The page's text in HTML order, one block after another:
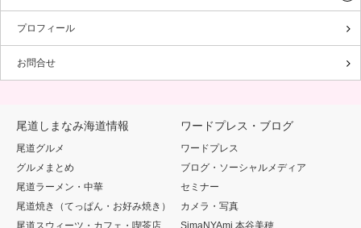
プロフィール
お問合せ
尾道しまなみ海道情報
尾道グルメ
グルメまとめ
尾道ラーメン・中華
尾道焼き（てっぱん・お好み焼き）
尾道スウィーツ・カフェ・喫茶店
ワードプレス・ブログ
ワードプレス
ブログ・ソーシャルメディア
セミナー
カメラ・写真
SimaNYAmi 本谷美穂